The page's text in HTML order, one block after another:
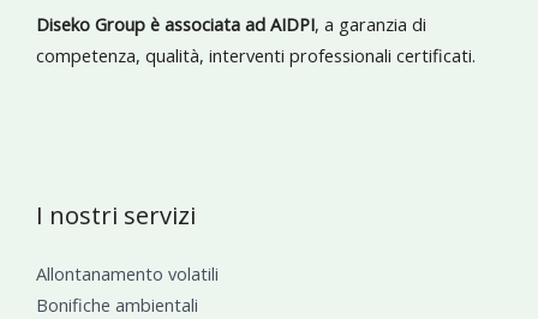
Diseko Group è associata ad AIDPI, a garanzia di
competenza, qualità, interventi professionali certificati.
I nostri servizi
Allontanamento volatili
Bonifiche ambientali